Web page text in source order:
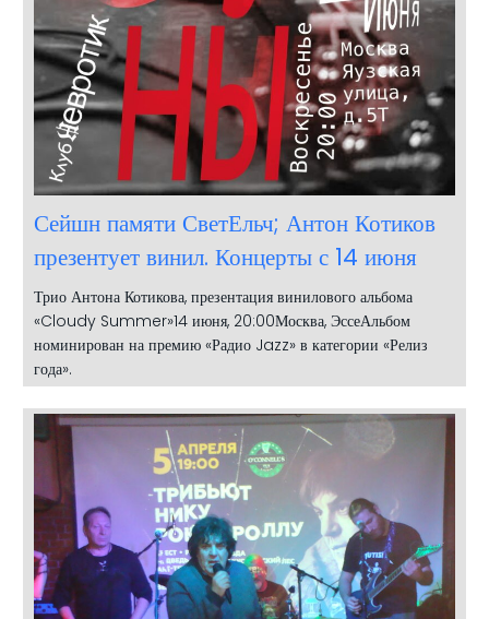
Сейшн памяти СветЕльч; Антон Котиков
презентует винил. Концерты с 14 июня
Трио Антона Котикова, презентация винилового альбома
«Cloudy Summer»14 июня, 20:00Москва, ЭссеАльбом
номинирован на премию «Радио Jazz» в категории «Релиз
года».